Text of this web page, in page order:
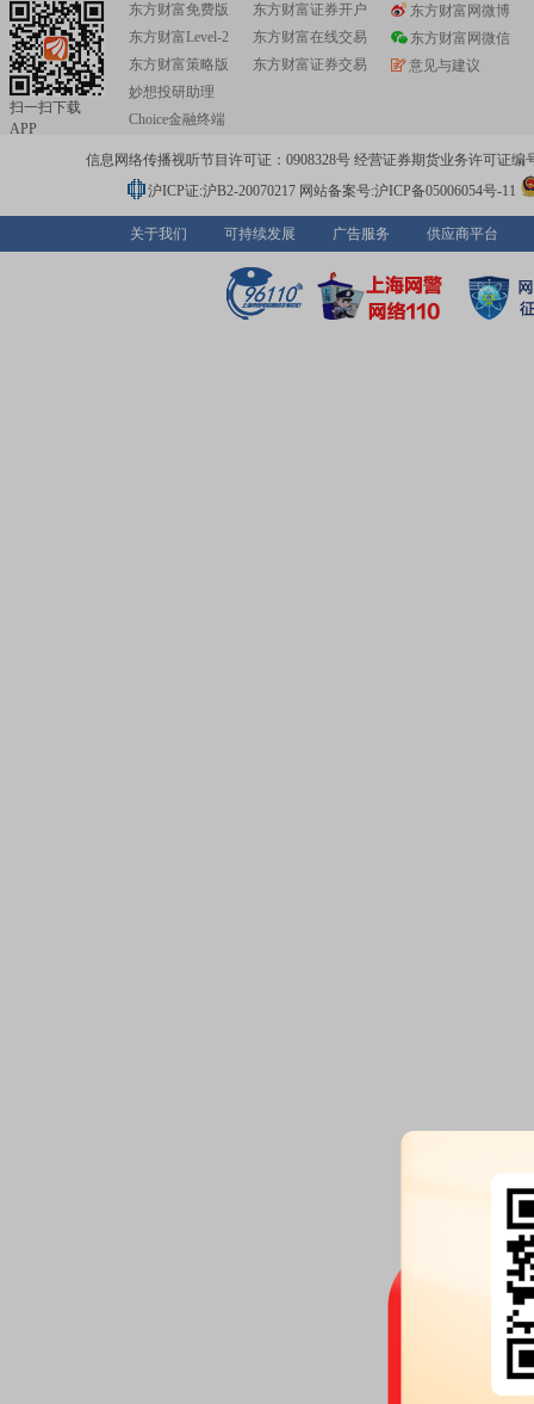
实际赔偿原则
实际赔偿原则是指保险人对于被保险人的赔偿不得超过被保险人的实际损失，被保险
由于保险人的赔偿而获得额外的利益，其核心是保险人的赔偿只能使被保...详情
重复保险分摊原则
重复保险分摊原则也是由补偿原则派生出来的，它不适用于人身保险，而与财产保险
发生的重复保险密切相关。重复保险是指投保人对同一标的、同一保险利...详情
保险中的近因原则，起源于海上保险。1906年英国《海上保险法》第五十五条规范“
保险契约另有规范外，保险人对于因承保之海难所致之损害，均负...详情
扫一扫下载
APP
东方财富免费版
东方财富Level-2
东方财富策略版
妙想投研助理
Choice金融终端
东方财富证券开户
东方财富在线交易
东方财富证券交易
东方财富网微博
东方财富网微信
意见与建议
信息网络传播视听节目许可证：0908328号 经营证券期货业务许可证编
沪ICP证:沪B2-20070217 网站备案号:沪ICP备05006054号-11
关于我们 可持续发展 广告服务 供应商平台